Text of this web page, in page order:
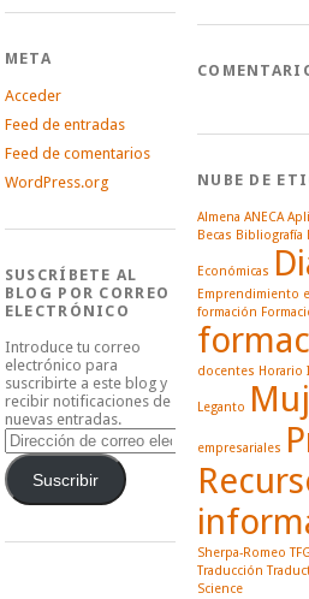
META
Acceder
Feed de entradas
Feed de comentarios
WordPress.org
SUSCRÍBETE AL
BLOG POR CORREO
ELECTRÓNICO
Introduce tu correo
electrónico para
suscribirte a este blog y
recibir notificaciones de
nuevas entradas.
Dirección
de
correo
electrónico
Suscribir
NUBE DE
Almena ANECA
Becas Bibliografía
Económicas
Emprendimiento
formación
docentes Horario
Leganto
empresariales
Sherpa-Romeo TFG
Traducción
Science